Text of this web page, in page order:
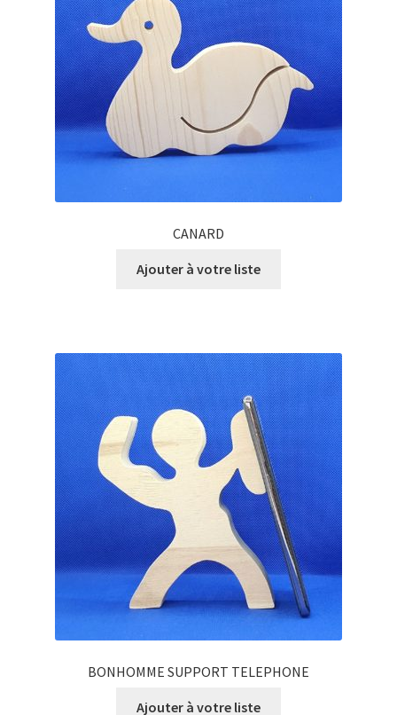
CANARD
Ajouter à votre liste
BONHOMME SUPPORT TELEPHONE
Ajouter à votre liste